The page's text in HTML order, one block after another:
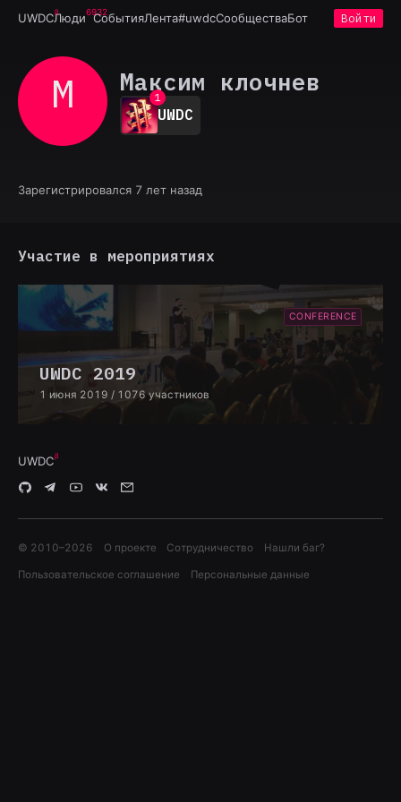
UWDCЛюди6932
СобытияЛента#uwdcСообществаБот Войти
М  Максим клочнев
0
1
2
3
6
UWDC
Зарегистрировался 7 лет назад
Участие в мероприятиях
CONFERENCE
UWDC 2019
1 июня 2019 / 1076 участников
UWDC
© 2010–2026 О проекте Сотрудничество Нашли баг?
Пользовательское соглашение Персональные данные